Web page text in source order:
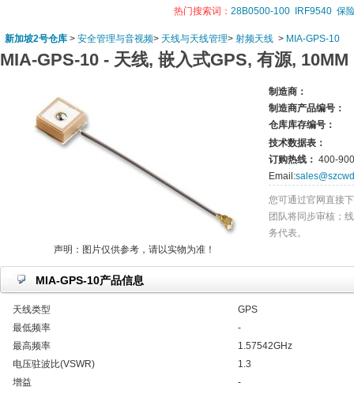
热门搜索词： 28B0500-100 IRF9540 保
新加坡2号仓库 > 安全管理与音视频> 天线与天线管理> 射频天线 > MIA-GPS-10
MIA-GPS-10 - 天线, 嵌入式GPS, 有源, 10MM
声明：图片仅供参考，请以实物为准！
制造商：
制造商产品编号：
仓库库存编号：
技术数据表：
订购热线： 400-
Email:
您可通过官网直接
团队将同步审核；
务代表。
MIA-GPS-10产品信息
天线类型
GPS
最低频率
-
最高频率
1.57542GHz
电压驻波比(VSWR)
1.3
增益
-